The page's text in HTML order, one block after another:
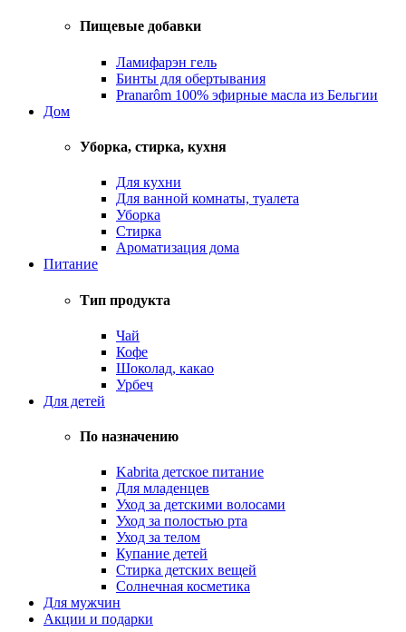
Пищевые добавки
Ламифарэн гель
Бинты для обертывания
Pranarôm 100% эфирные масла из Бельгии
Дом
Уборка, стирка, кухня
Для кухни
Для ванной комнаты, туалета
Уборка
Стирка
Ароматизация дома
Питание
Тип продукта
Чай
Кофе
Шоколад, какао
Урбеч
Для детей
По назначению
Kabrita детское питание
Для младенцев
Уход за детскими волосами
Уход за полостью рта
Уход за телом
Купание детей
Стирка детских вещей
Солнечная косметика
Для мужчин
Акции и подарки